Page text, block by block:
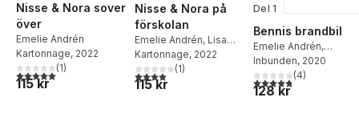
Nisse & Nora sover
över
Emelie Andrén
Kartonnage, 2022
5,0utav 5 stjärnor. Totalt antal röster:
(1)
115 kr
Nisse & Nora på
förskolan
Emelie Andrén, Lisa
Moroni
Kartonnage, 2022
4,0utav 5 stjärnor. Totalt antal röster:
(1)
115 kr
Del 1
Bennis brandbil
Emelie Andrén,
Jeanette Milde
Inbunden, 2020
4,8utav 5 stjärnor.
(4)
128 kr